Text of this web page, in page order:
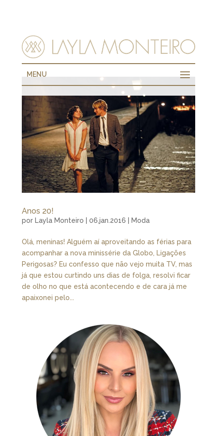
MENU
Anos 20!
por Layla Monteiro | 06.jan.2016 | Moda
Olá, meninas! Alguém aí aproveitando as férias para
acompanhar a nova minissérie da Globo, Ligações
Perigosas? Eu confesso que não vejo muita TV, mas
já que estou curtindo uns dias de folga, resolvi ficar
de olho no que está acontecendo e de cara já me
apaixonei pelo...